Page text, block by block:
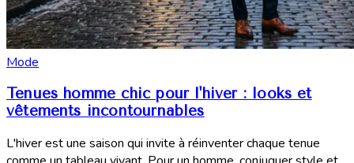
Mode
Tenues homme chic pour l'hiver : looks et
vêtements incontournables
L'hiver est une saison qui invite à réinventer chaque tenue